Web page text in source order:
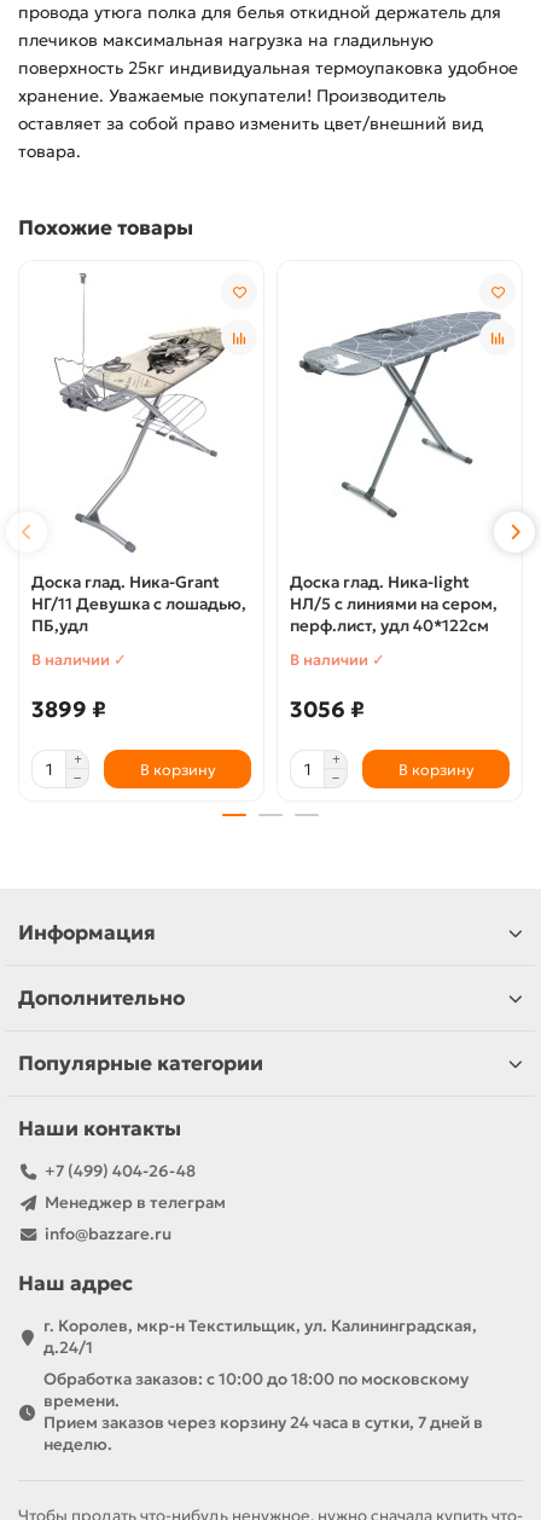
провода утюга полка для белья откидной держатель для
плечиков максимальная нагрузка на гладильную
поверхность 25кг индивидуальная термоупаковка удобное
хранение. Уважаемые покупатели! Производитель
оставляет за собой право изменить цвет/внешний вид
товара.
Похожие товары
Доска глад. Ника-Grant
НГ/11 Девушка с лошадью,
ПБ,удл
В наличии ✓
3899 ₽
В корзину
Доска глад. Ника-light
НЛ/5 с линиями на сером,
перф.лист, удл 40*122см
В наличии ✓
3056 ₽
В корзину
Информация
Дополнительно
Популярные категории
Наши контакты
+7 (499) 404-26-48
Менеджер в телеграм
info@bazzare.ru
Наш адрес
г. Королев, мкр-н Текстильщик, ул. Калининградская,
д.24/1
Обработка заказов: с 10:00 до 18:00 по московскому
времени.
Прием заказов через корзину 24 часа в сутки, 7 дней в
неделю.
Чтобы продать что-нибудь ненужное, нужно сначала купить что-